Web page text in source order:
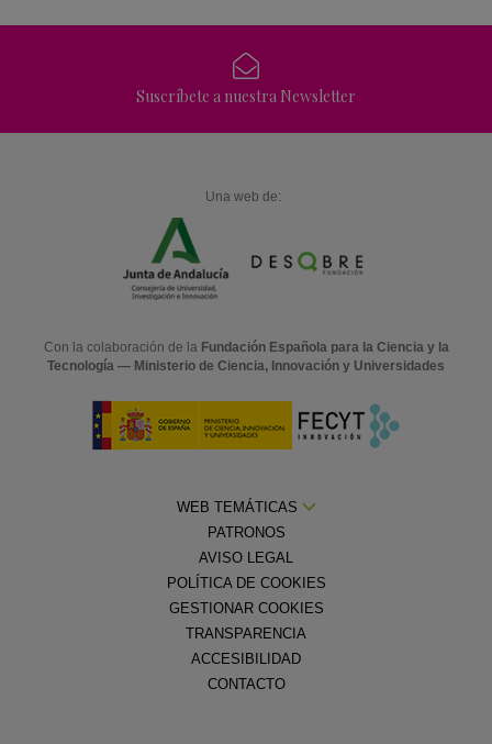
Suscríbete a nuestra Newsletter
Una web de:
Con la colaboración de la Fundación Española para la Ciencia y la
Tecnología — Ministerio de Ciencia, Innovación y Universidades
WEB TEMÁTICAS
PATRONOS
AVISO LEGAL
POLÍTICA DE COOKIES
GESTIONAR COOKIES
TRANSPARENCIA
ACCESIBILIDAD
CONTACTO